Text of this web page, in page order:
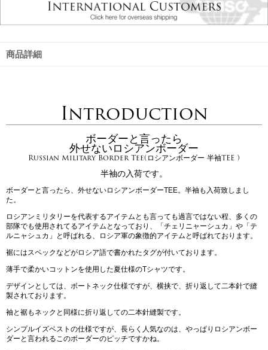
商品詳細
Introduction
ボーダーと言ったら
外せないロシアンボーダー
Russian Military Border Tee(ロシアンボーダー 半袖TEE )
半袖の入荷です。
ボーダーと言ったら、外せないロシアンボーダーTEE。半袖も入荷致しまし
た。
ロシアンミリタリーを代表するアイテムとも言っても過言ではない程、多くの
部隊でも使用されてるアイテムとなっており、「チェリニャーシュカ」や「テ
ルニャシュカ」と呼ばれる、ロシア軍の象徴的アイテムと呼ばれております。
裾にはスペックなどがロシア語で書かれたタグが付いております。
薄手で柔かいコットンを使用した夏仕様のTシャツです。
デザインとしては、ボートネック仕様ですが、横挟で、折り返して二本針で縫
製されております。
袖と裾もネックと同様に折り返しての二本針縫製です。
シンプルイズベストの仕様ですが、長らく人気なのは、やっぱりロシアンボー
ダーと言われるこのボーダーのピッチですかね。